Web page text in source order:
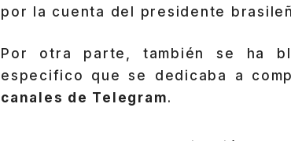
por la cuenta del presidente
Por otra parte, también se ha
especifico que se dedicaba a
canales de Telegram.